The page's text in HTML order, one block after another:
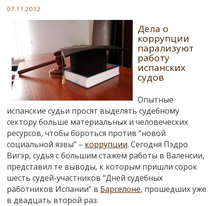
07.11.2012
Дела о
коррупции
парализуют
работу
испанских
судов
Опытные
испанские судьи просят выделять судебному
сектору больше материальных и человеческих
ресурсов, чтобы бороться против “новой
социальной язвы” – коррупции. Сегодня Пэдро
Вигэр, судья с большим стажем работы в Валенсии,
представил те выводы, к которым пришли сорок
шесть судей-участников “Дней судебных
работников Испании” в Барселоне, прошедших уже
в двадцать второй раз.